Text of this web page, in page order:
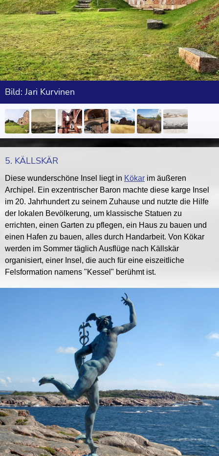
Bild: Jari Kurvinen
5. KÄLLSKÄR
Diese wunderschöne Insel liegt in Kökar im äußeren
Archipel. Ein exzentrischer Baron machte diese karge Insel
im 20. Jahrhundert zu seinem Zuhause und nutzte die Hilfe
der lokalen Bevölkerung, um klassische Statuen zu
errichten, einen Garten zu pflegen, ein Haus zu bauen und
einen Hafen zu bauen, alles durch Handarbeit. Von Kökar
werden im Sommer täglich Ausflüge nach Källskär
organisiert, einer Insel, die auch für eine eiszeitliche
Felsformation namens "Kessel" berühmt ist.